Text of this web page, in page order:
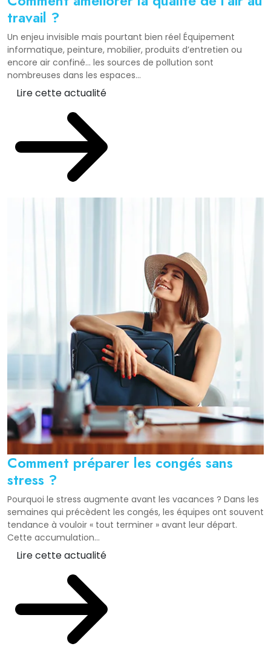
travail ?
Un enjeu invisible mais pourtant bien réel Équipement
informatique, peinture, mobilier, produits d’entretien ou
encore air confiné… les sources de pollution sont
nombreuses dans les espaces...
Lire cette actualité
Comment préparer les congés sans
stress ?
Pourquoi le stress augmente avant les vacances ? Dans les
semaines qui précèdent les congés, les équipes ont souvent
tendance à vouloir « tout terminer » avant leur départ.
Cette accumulation...
Lire cette actualité